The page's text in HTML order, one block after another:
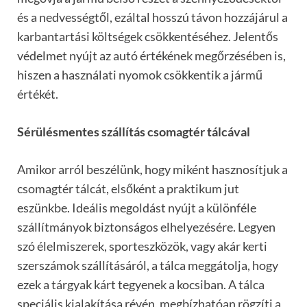
és a nedvességtől, ezáltal hosszú távon hozzájárul a
karbantartási költségek csökkentéséhez. Jelentős
védelmet nyújt az autó értékének megőrzésében is,
hiszen a használati nyomok csökkentik a jármű
értékét.
Sérülésmentes szállítás csomagtér tálcával
Amikor arról beszélünk, hogy miként hasznosítjuk a
csomagtér tálcát, elsőként a praktikum jut
eszünkbe. Ideális megoldást nyújt a különféle
szállítmányok biztonságos elhelyezésére. Legyen
szó élelmiszerek, sporteszközök, vagy akár kerti
szerszámok szállításáról, a tálca meggátolja, hogy
ezek a tárgyak kárt tegyenek a kocsiban. A tálca
speciális kialakítása révén, megbízhatóan rögzíti a